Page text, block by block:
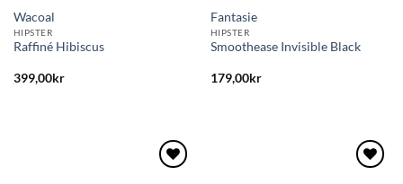
Wacoal
HIPSTER
Raffiné Hibiscus
399,00kr
Fantasie
HIPSTER
Smoothease Invisible Black
179,00kr